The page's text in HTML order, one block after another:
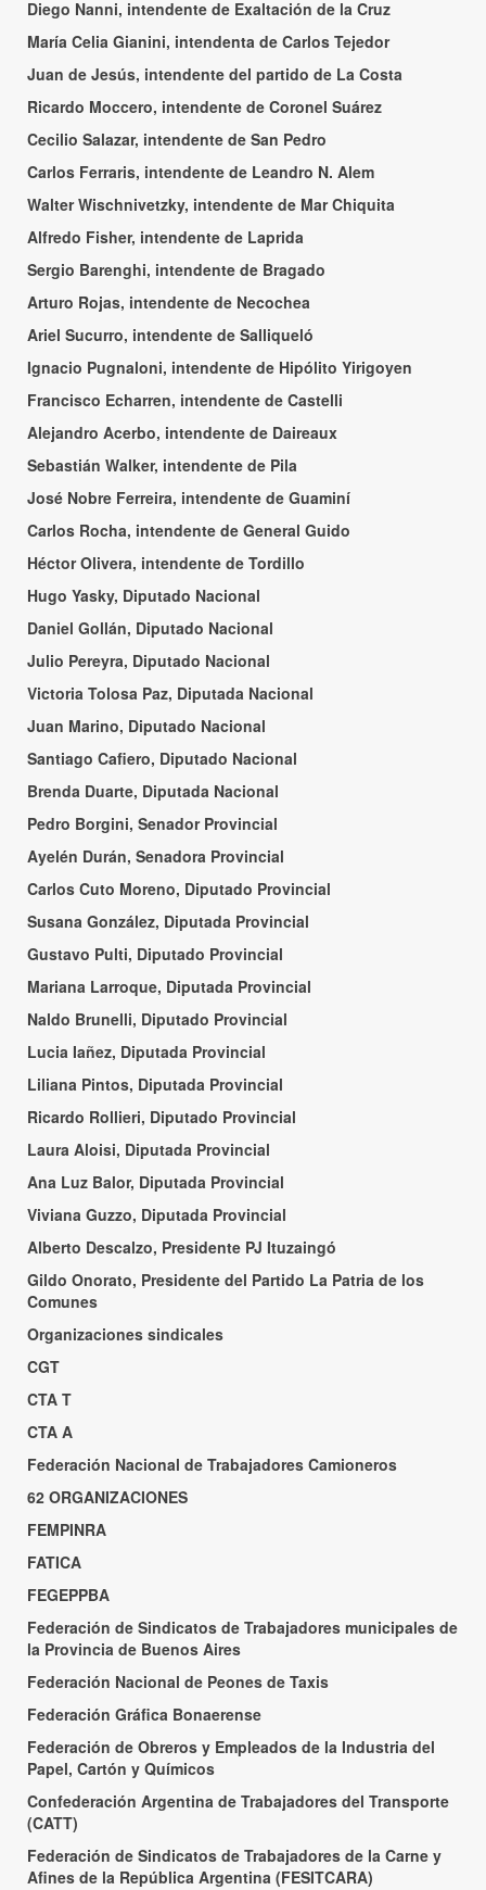
Diego Nanni, intendente de Exaltación de la Cruz
María Celia Gianini, intendenta de Carlos Tejedor
Juan de Jesús, intendente del partido de La Costa
Ricardo Moccero, intendente de Coronel Suárez
Cecilio Salazar, intendente de San Pedro
Carlos Ferraris, intendente de Leandro N. Alem
Walter Wischnivetzky, intendente de Mar Chiquita
Alfredo Fisher, intendente de Laprida
Sergio Barenghi, intendente de Bragado
Arturo Rojas, intendente de Necochea
Ariel Sucurro, intendente de Salliqueló
Ignacio Pugnaloni, intendente de Hipólito Yirigoyen
Francisco Echarren, intendente de Castelli
Alejandro Acerbo, intendente de Daireaux
Sebastián Walker, intendente de Pila
José Nobre Ferreira, intendente de Guaminí
Carlos Rocha, intendente de General Guido
Héctor Olivera, intendente de Tordillo
Hugo Yasky, Diputado Nacional
Daniel Gollán, Diputado Nacional
Julio Pereyra, Diputado Nacional
Victoria Tolosa Paz, Diputada Nacional
Juan Marino, Diputado Nacional
Santiago Cafiero, Diputado Nacional
Brenda Duarte, Diputada Nacional
Pedro Borgini, Senador Provincial
Ayelén Durán, Senadora Provincial
Carlos Cuto Moreno, Diputado Provincial
Susana González, Diputada Provincial
Gustavo Pulti, Diputado Provincial
Mariana Larroque, Diputada Provincial
Naldo Brunelli, Diputado Provincial
Lucia Iañez, Diputada Provincial
Liliana Pintos, Diputada Provincial
Ricardo Rollieri, Diputado Provincial
Laura Aloisi, Diputada Provincial
Ana Luz Balor, Diputada Provincial
Viviana Guzzo, Diputada Provincial
Alberto Descalzo, Presidente PJ Ituzaingó
Gildo Onorato, Presidente del Partido La Patria de los
Comunes
Organizaciones sindicales
CGT
CTA T
CTA A
Federación Nacional de Trabajadores Camioneros
62 ORGANIZACIONES
FEMPINRA
FATICA
FEGEPPBA
Federación de Sindicatos de Trabajadores municipales de
la Provincia de Buenos Aires
Federación Nacional de Peones de Taxis
Federación Gráfica Bonaerense
Federación de Obreros y Empleados de la Industria del
Papel, Cartón y Químicos
Confederación Argentina de Trabajadores del Transporte
(CATT)
Federación de Sindicatos de Trabajadores de la Carne y
Afines de la República Argentina (FESITCARA)